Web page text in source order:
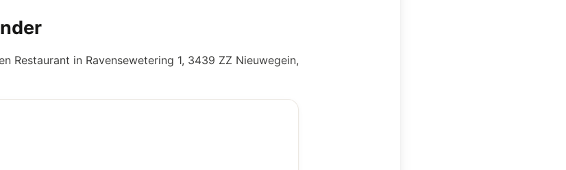
Restaurant in Ravensewetering 1, 3439 ZZ Nieuwegein,